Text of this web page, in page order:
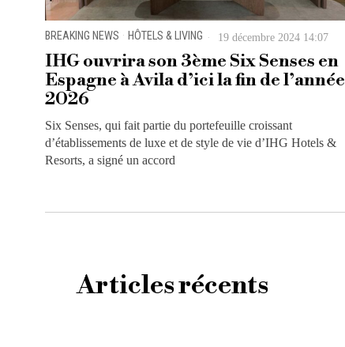
BREAKING NEWS · HÔTELS & LIVING 19 décembre 2024 14:07
IHG ouvrira son 3ème Six Senses en
Espagne à Avila d’ici la fin de l’année
2026
Six Senses, qui fait partie du portefeuille croissant
d’établissements de luxe et de style de vie d’IHG Hotels &
Resorts, a signé un accord
Articles récents